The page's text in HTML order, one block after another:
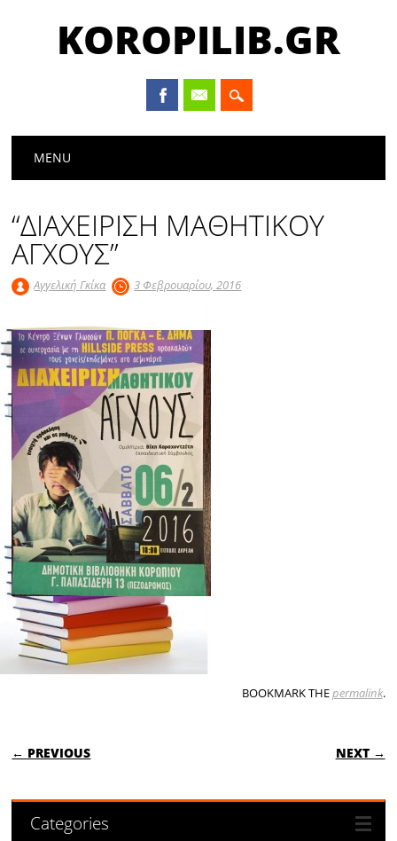
KOROPILIB.GR
Main menu
MENU
“ΔΙΑΧΕΙΡΙΣΗ ΜΑΘΗΤΙΚΟΥ
ΑΓΧΟΥΣ”
Αγγελική Γκίκα 3 Φεβρουαρίου, 2016
BOOKMARK THEpermalink.
POST NAVIGATION
← PREVIOUS NEXT →
Categories